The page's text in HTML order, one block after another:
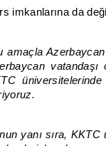
imkanlarına da
amaçla
yanı sıra,